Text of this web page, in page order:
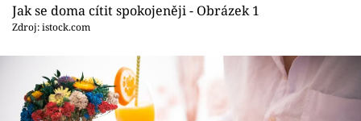
Sledujte prima+
Přihlášení
Jak se doma cítit spokojeněji - Obrázek 1
Zdroj: istock.com